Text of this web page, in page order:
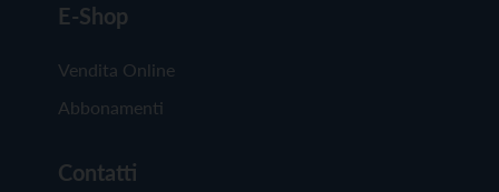
E-Shop
Vendita Online
Abbonamenti
Contatti